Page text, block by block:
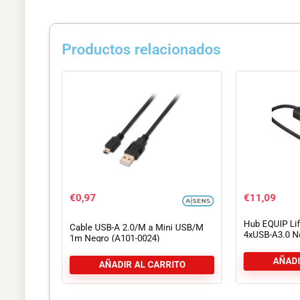
Productos relacionados
€0,97
Cable USB-A 2.0/M a Mini USB/M
1m Negro (A101-0024)
AÑADIR AL CARRITO
€11,09
Hub EQUIP
4xUSB-A3.0